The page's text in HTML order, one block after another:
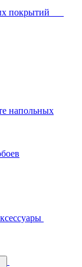
покрытий
напольных